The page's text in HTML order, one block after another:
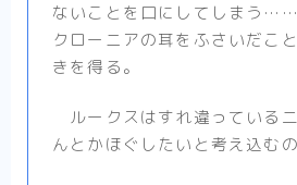
ないことを口にしてしまう
クローニアの耳をふさいだこ
きを得る。
ルークスはすれ違っている
んとかほぐしたいと考え込むの